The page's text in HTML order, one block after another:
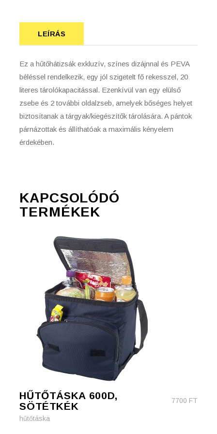
LEÍRÁS
Ez a hűtőhátizsák exkluzív, színes dizájnnal és PEVA
béléssel rendelkezik, egy jól szigetelt fő rekesszel, 20
literes tárolókapacitással. Ezenkívül van egy elülső
zsebe és 2 további oldalzseb, amelyek bőséges helyet
biztosítanak a tárgyak/kiegészítők tárolására. A pántok
párnázottak és állíthatóak a maximális kényelem
érdekében.
KAPCSOLÓDÓ
TERMÉKEK
HŰTŐTÁSKA 600D,
SÖTÉTKÉK
7700 FT
hűtőtáska